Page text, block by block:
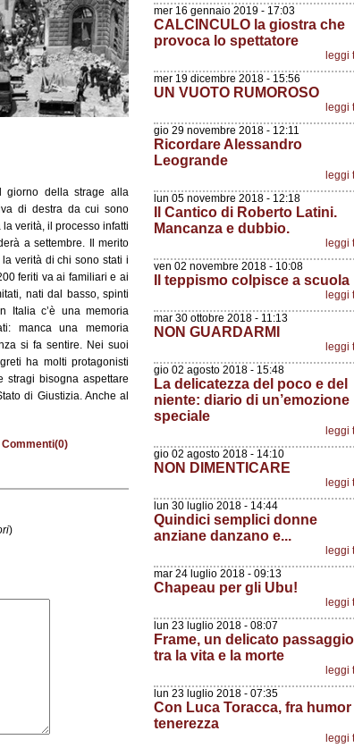
giorno della strage alla
di destra da cui sono
verità, il processo infatti
a settembre. Il merito
verità di chi sono stati i
feriti va ai familiari e ai
nati dal basso, spinti
Italia c’è una memoria
manca una memoria
si fa sentire. Nei suoi
ha molti protagonisti
stragi bisogna aspettare
di Giustizia. Anche al
Commenti(0)
)
mer 16 gennaio 2019 - 17:03
CALCINCULO la giostra che
provoca lo spettatore
leggi
mer 19 dicembre 2018 - 15:56
UN VUOTO RUMOROSO
leggi
gio 29 novembre 2018 - 12:11
Ricordare Alessandro
Leogrande
leggi
lun 05 novembre 2018 - 12:18
Il Cantico di Roberto Latini.
Mancanza e dubbio.
leggi
ven 02 novembre 2018 - 10:08
Il teppismo colpisce a scuola
leggi
mar 30 ottobre 2018 - 11:13
NON GUARDARMI
leggi
gio 02 agosto 2018 - 15:48
La delicatezza del poco e del
niente: diario di un’emozione
speciale
leggi
gio 02 agosto 2018 - 14:10
NON DIMENTICARE
leggi
lun 30 luglio 2018 - 14:44
Quindici semplici donne
anziane danzano e...
leggi
mar 24 luglio 2018 - 09:13
Chapeau per gli Ubu!
leggi
lun 23 luglio 2018 - 08:07
Frame, un delicato passaggio
tra la vita e la morte
leggi
lun 23 luglio 2018 - 07:35
Con Luca Toracca, fra humor
tenerezza
leggi